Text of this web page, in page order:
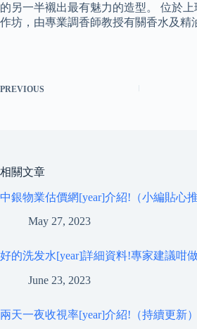
的另一半襯出最有魅力的造型。 位於
作坊，由專業調香師教授有關香水及精
PREVIOUS
相關文章
中銀物業估價網[year]介紹!（小編貼心推
May 27, 2023
好的洗发水[year]詳細資料!專家建議咁
June 23, 2023
兩天一夜收視率[year]介紹!（持續更新）